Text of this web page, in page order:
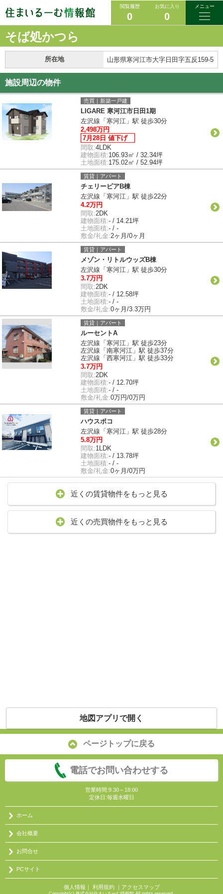
閲覧履歴
0
お気に入り
0
メニュー
そば処かつら
所在地 山形県寒河江市大字日田字五反159-5
施設周辺の物件
売買｜新築一戸建
LIGARE 寒河江市日田1期
左沢線「寒河江」駅 徒歩30分
2,498万円
7月28日 値下げ
間取:4LDK
建物面積:106.93㎡ / 32.34坪
土地面積:175.02㎡ / 52.94坪
賃貸｜アパート
チェリーピアB棟
左沢線「寒河江」駅 徒歩22分
4.2万円
間取:2DK
建物面積:- / 14.21坪
土地面積:- / -
敷金/礼金:2ヶ月/0ヶ月
賃貸｜アパート
メゾン・リトルウッズB棟
左沢線「寒河江」駅 徒歩30分
3.7万円
間取:2DK
建物面積:- / 12.58坪
土地面積:- / -
敷金/礼金:0ヶ月/3.3万円
賃貸｜アパート
ルーセントA
左沢線「寒河江」駅 徒歩23分
左沢線「南寒河江」駅 徒歩37分
左沢線「西寒河江」駅 徒歩33分
3.7万円
間取:2DK
建物面積:- / 12.70坪
土地面積:- / -
敷金/礼金:0万円/0万円
賃貸｜アパート
ハウスポコ
左沢線「寒河江」駅 徒歩28分
5.8万円
間取:1LDK
建物面積:- / 13.78坪
土地面積:- / -
敷金/礼金:0ヶ月/0万円
近くの賃貸物件をもっと見る
近くの売買物件をもっと見る
地図アプリで開く
ページトップに戻る
電話でお問い合わせする
営業時間:9:30～18:00
定休日:毎週水曜日
ホーム
会社概要
お問合せ
PCサイト
個人情報 ｜ 利用規約｜ アクセスマップ